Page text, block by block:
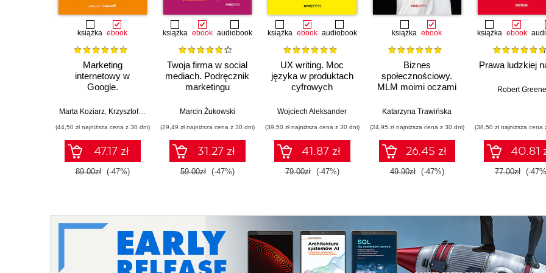
książka ebook
Marketing
internetowy w
Google.
& Google Analytics 4
commerce,
marketerów. Wydanie
II zaktualizowane i
rozszerzone
Marta Koziarz, Krzysztof Marzec Tomasz Trzósło
(44,50 zł najniższa cena z 30 dni)
47.17 zł
89.00zł (-47%)
książka ebook audiobook
Twoja firma w social
mediach. Podręcznik
marketingu
małych i średnich
Wydanie IV
poszerzone
Marcin Żukowski
(29,49 zł najniższa cena z 30 dni)
31.27 zł
59.00zł (-47%)
książka ebook audiobook
UX writing. Moc
języka w produktach
cyfrowych
Wojciech Aleksander
(39,50 zł najniższa cena z 30 dni)
41.87 zł
79.00zł (-47%)
książka ebook
Biznes
społecznościowy.
MLM moimi oczami
Katarzyna Trawińska
(24,95 zł najniższa cena z 30 dni)
26.45 zł
49.90zł (-47%)
książka ebook
Prawa ludzkiej
Robert Greene
(38,50 zł najniższa cena
40.81
77.00zł (-